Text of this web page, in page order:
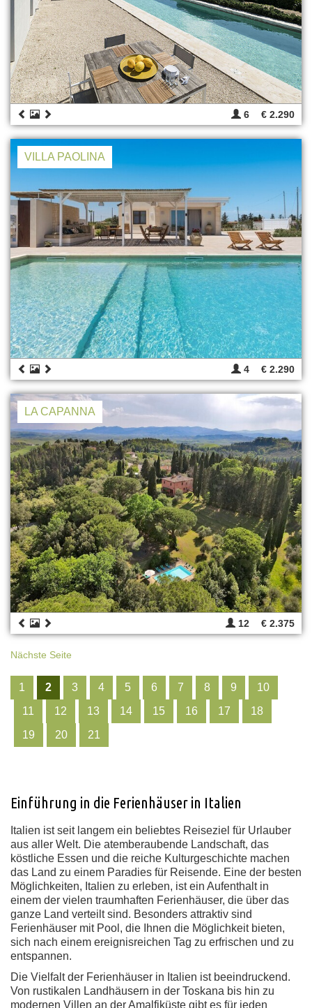
6 € 2.290
VILLA PAOLINA
4 € 2.290
LA CAPANNA
12 € 2.375
Nächste Seite
1 2 3 4 5 6 7 8 9
10
11
12 13 14 15 16 17
18
19
20 21
Einführung in die Ferienhäuser in Italien
Italien ist seit langem ein beliebtes Reiseziel für Urlauber
aus aller Welt. Die atemberaubende Landschaft, das
köstliche Essen und die reiche Kulturgeschichte machen
das Land zu einem Paradies für Reisende. Eine der besten
Möglichkeiten, Italien zu erleben, ist ein Aufenthalt in
einem der vielen traumhaften Ferienhäuser, die über das
ganze Land verteilt sind. Besonders attraktiv sind
Ferienhäuser mit Pool, die Ihnen die Möglichkeit bieten,
sich nach einem ereignisreichen Tag zu erfrischen und zu
entspannen.
Die Vielfalt der Ferienhäuser in Italien ist beeindruckend.
Von rustikalen Landhäusern in der Toskana bis hin zu
modernen Villen an der Amalfiküste gibt es für jeden